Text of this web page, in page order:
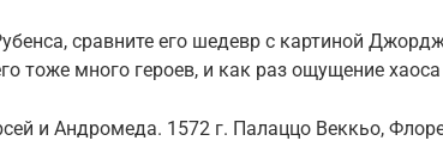
сравните его шедевр с картиной
тоже много героев, и как раз ощущение хаоса
и Андромеда. 1572 г. Палаццо Веккьо,